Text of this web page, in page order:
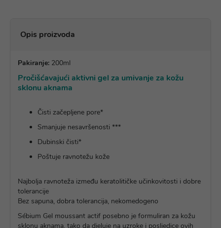
Opis proizvoda
Pakiranje: 200ml
Pročišćavajući aktivni gel za umivanje za kožu
sklonu aknama
Čisti začepljene pore*
Smanjuje nesavršenosti ***
Dubinski čisti*
Poštuje ravnotežu kože
Najbolja ravnoteža između keratolitičke učinkovitosti i dobre
tolerancije
Bez sapuna, dobra tolerancija, nekomedogeno
Sébium Gel moussant actif posebno je formuliran za kožu
sklonu aknama, tako da djeluje na uzroke i posljedice ovih